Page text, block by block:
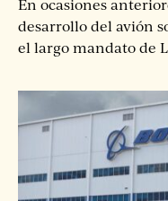
En ocasiones
desarrollo del avión
el largo mandato de